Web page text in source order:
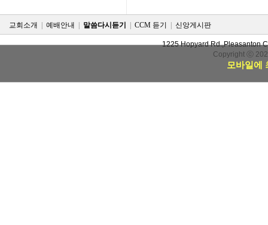
교회소개 예배안내 말씀다시듣기 CCM 듣기 신앙게시판
1225 Hopyard Rd.,Pleasanton
Copyright ⓒ
모바일에